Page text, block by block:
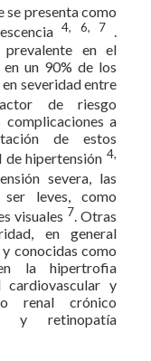
se presenta como
4, 6, 7 .
en el
un 90% de los
severidad entre
de riesgo
a
de estos
hipertensión 4,
severa, las
ser leves, como
visuales 7. Otras
en general
conocidas como
la hipertrofia
cardiovascular y
renal crónico
y retinopatía